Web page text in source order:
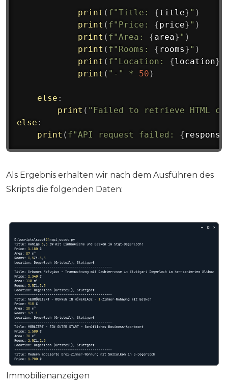
print ( f"Title: {title} " )
print ( f"Price: {price} " )
print ( f"Area: {area} " )
print ( f"Rooms: { rooms} " )
print ( f"Location: {location}
print ( "-" * 50 )
else :
print ( "Failed to retrieve HTML
else :
print ( f"API request failed: { response
Als Ergebnis erhalten wir nach dem Ausführen des
Skripts die folgenden Daten:
Immobilienanzeigen